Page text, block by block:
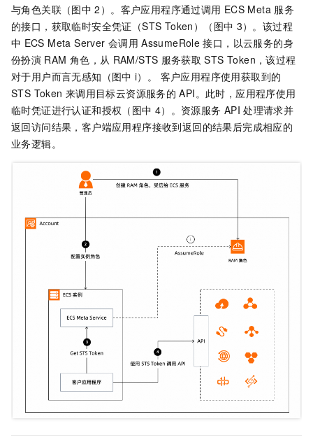
与角色关联（图中 2）。客户应用程序通过调用 ECS Meta 服务
的接口，获取临时安全凭证（STS Token）（图中 3）。该过程
中 ECS Meta Server 会调用 AssumeRole 接口，以云服务的身
份扮演 RAM 角色，从 RAM/STS 服务获取 STS Token，该过程
对于用户而言无感知（图中 i）。 客户应用程序使用获取到的
STS Token 来调用目标云资源服务的 API。此时，应用程序使用
临时凭证进行认证和授权（图中 4）。资源服务 API 处理请求并
返回访问结果，客户端应用程序接收到返回的结果后完成相应的
业务逻辑。